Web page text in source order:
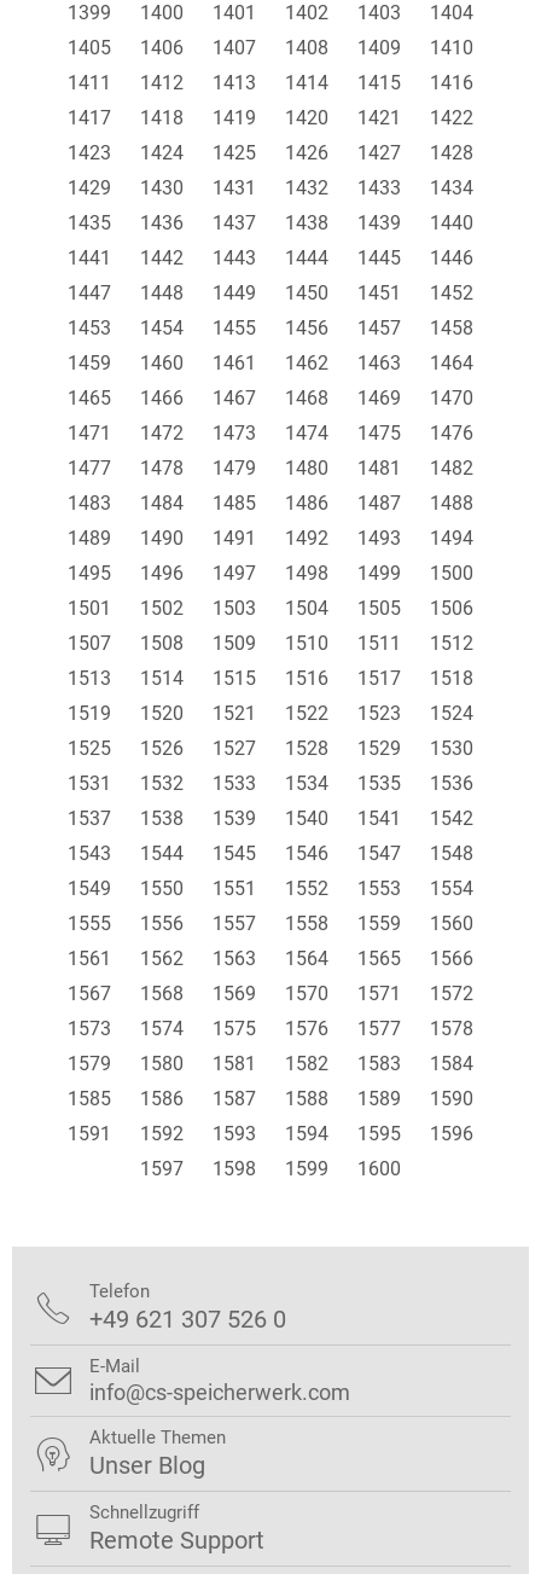
1399
1400 1401 1402 1403
1404
1405
1406 1407 1408 1409
1410
1411
1412 1413 1414 1415
1416
1417
1418 1419 1420 1421
1422
1423
1424 1425 1426 1427
1428
1429
1430 1431 1432 1433
1434
1435
1436 1437 1438 1439
1440
1441
1442 1443 1444 1445
1446
1447
1448 1449 1450 1451
1452
1453
1454 1455 1456 1457
1458
1459
1460 1461 1462 1463
1464
1465
1466 1467 1468 1469
1470
1471
1472 1473 1474 1475
1476
1477
1478 1479 1480 1481
1482
1483
1484 1485 1486 1487
1488
1489
1490 1491 1492 1493
1494
1495
1496 1497 1498 1499
1500
1501
1502 1503 1504 1505
1506
1507
1508 1509 1510 1511
1512
1513
1514 1515 1516 1517
1518
1519
1520 1521 1522 1523
1524
1525
1526 1527 1528 1529
1530
1531
1532 1533 1534 1535
1536
1537
1538 1539 1540 1541
1542
1543
1544 1545 1546 1547
1548
1549
1550 1551 1552 1553
1554
1555
1556 1557 1558 1559
1560
1561
1562 1563 1564 1565
1566
1567
1568 1569 1570 1571
1572
1573
1574 1575 1576 1577
1578
1579
1580 1581 1582 1583
1584
1585
1586 1587 1588 1589
1590
1591
1592 1593 1594 1595
1596
1597
1598 1599 1600
 Telefon
+49 621 307 526 0
 E-Mail
info@cs-speicherwerk.com
 Aktuelle Themen
Unser Blog
 Schnellzugriff
Remote Support